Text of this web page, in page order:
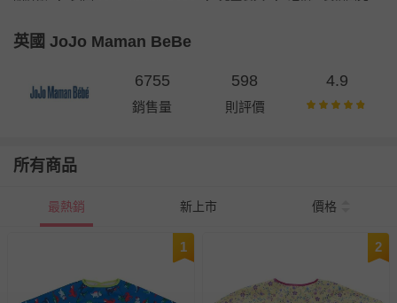
英國 JoJo Maman BeBe
6755
銷售量
598
則評價
4.9
所有商品
最熱銷 新上市 價格
1 2